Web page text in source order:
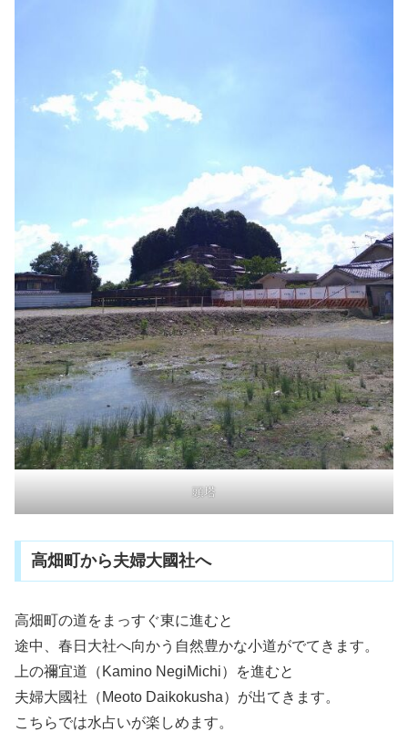
頭塔
高畑町から夫婦大國社へ
高畑町の道をまっすぐ東に進むと
途中、春日大社へ向かう自然豊かな小道がでてきます。
上の禰宜道（Kamino NegiMichi）を進むと
夫婦大國社（Meoto Daikokusha）が出てきます。
こちらでは水占いが楽しめます。